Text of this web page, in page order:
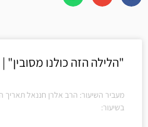
"הלילה הזה כולנו מסובין"
מעביר השיעור: הרב אלרן חננאל תאריך
בשיעור: